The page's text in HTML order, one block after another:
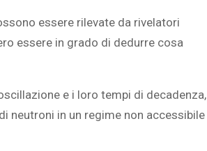
essere rilevate da rivelatori
essere in grado di dedurre cosa
e i loro tempi di decadenza,
neutroni in un regime non accessibile